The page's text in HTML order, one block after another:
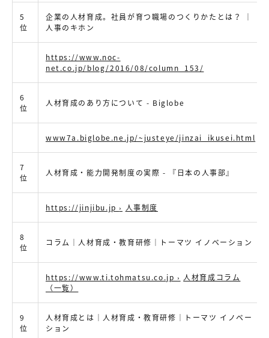
5
位
企業の人材育成。社員が育つ職場のつくりかたとは？ ｜
人事のキホン
https://www.noc-
net.co.jp/blog/2016/08/column_153/
6
位
人材育成のあり方について - Biglobe
www7a.biglobe.ne.jp/~justeye/jinzai_ikusei.html
7
位
人材育成・能力開発制度の実際 - 『日本の人事部』
https://jinjibu.jp › 人事制度
8
位
コラム｜人材育成・教育研修｜トーマツ イノベーション
https://www.ti.tohmatsu.co.jp › 人材育成コラム
（一覧）
9
位
人材育成とは｜人材育成・教育研修｜トーマツ イノベー
ション